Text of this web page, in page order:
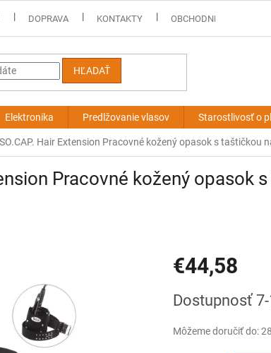
DOPRAVA KONTAKTY OBCHODNÉ PODMIENKY
HĽADAŤ
Elektronika Predlžovanie vlasov Starostlivosť o
SO.CAP. Hair Extension Pracovné kožený opasok s taštičkou
Pracovné kožený opasok
€44,58
cena:
Dostupnosť
Môžeme doručiť do: